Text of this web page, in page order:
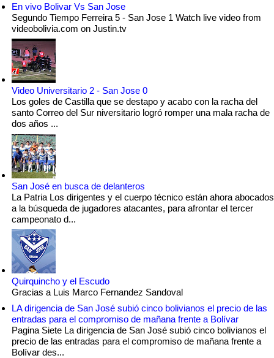
En vivo Bolivar Vs San Jose
Segundo Tiempo Ferreira 5 - San Jose 1 Watch live video from
videobolivia.com on Justin.tv
Video Universitario 2 - San Jose 0
Los goles de Castilla que se destapo y acabo con la racha del
santo Correo del Sur niversitario logró romper una mala racha de
dos años ...
San José en busca de delanteros
La Patria Los dirigentes y el cuerpo técnico están ahora abocados
a la búsqueda de jugadores atacantes, para afrontar el tercer
campeonato d...
Quirquincho y el Escudo
Gracias a Luis Marco Fernandez Sandoval
LA dirigencia de San José subió cinco bolivianos el precio de las
entradas para el compromiso de mañana frente a Bolívar
Pagina Siete La dirigencia de San José subió cinco bolivianos el
precio de las entradas para el compromiso de mañana frente a
Bolívar des...